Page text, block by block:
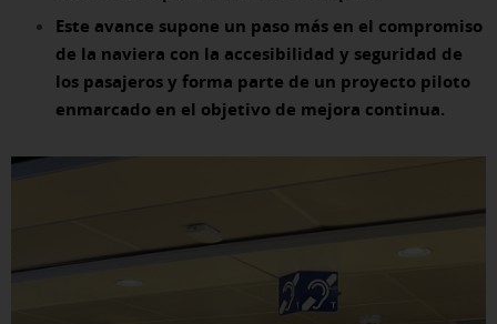
Este avance supone un paso más en el compromiso
de la naviera con la accesibilidad y seguridad de
los pasajeros y forma parte de un proyecto piloto
enmarcado en el objetivo de mejora continua.